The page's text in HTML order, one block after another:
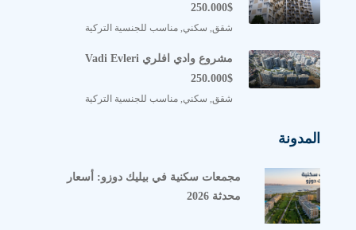
250.000$
شقق, سكني, مناسب للجنسية التركية
مشروع وادي افلري Vadi Evleri
250.000$
شقق, سكني, مناسب للجنسية التركية
المدونة
مجمعات سكنية في بيليك دوزو: أسعار
محدثة 2026